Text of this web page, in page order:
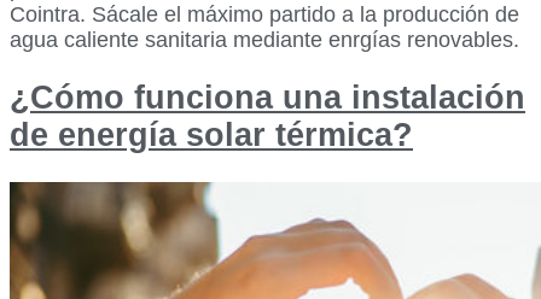
Cointra. Sácale el máximo partido a la producción de
agua caliente sanitaria mediante enrgías renovables.
¿Cómo funciona una instalación
de energía solar térmica?